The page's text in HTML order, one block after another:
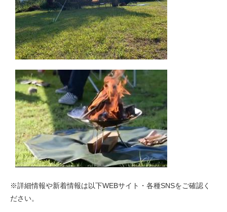
※詳細情報や新着情報は以下WEBサイト・各種SNSをご確認く
ださい。